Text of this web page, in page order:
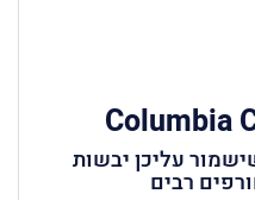
Columbia
עליכן יבשות
רבים